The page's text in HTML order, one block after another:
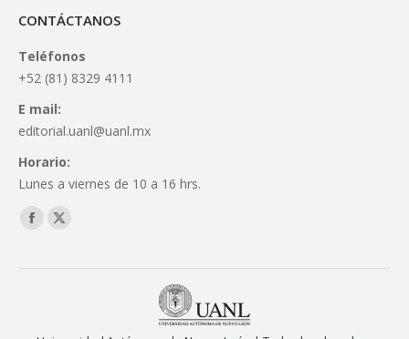
CONTÁCTANOS
Teléfonos
+52 (81) 8329 4111
E mail:
editorial.uanl@uanl.mx
Horario:
Lunes a viernes de 10 a 16 hrs.
Find us on:
Facebook
X